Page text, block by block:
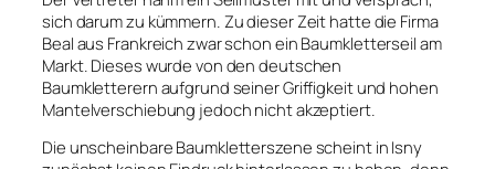
sich darum zu kümmern. Zu dieser Zeit hatte die Firma
Beal aus Frankreich zwar schon ein Baumkletterseil am
Markt. Dieses wurde von den deutschen
Baumkletterern aufgrund seiner Griffigkeit und hohen
Mantelverschiebung jedoch nicht akzeptiert.
Die unscheinbare Baumkletterszene scheint in Isny